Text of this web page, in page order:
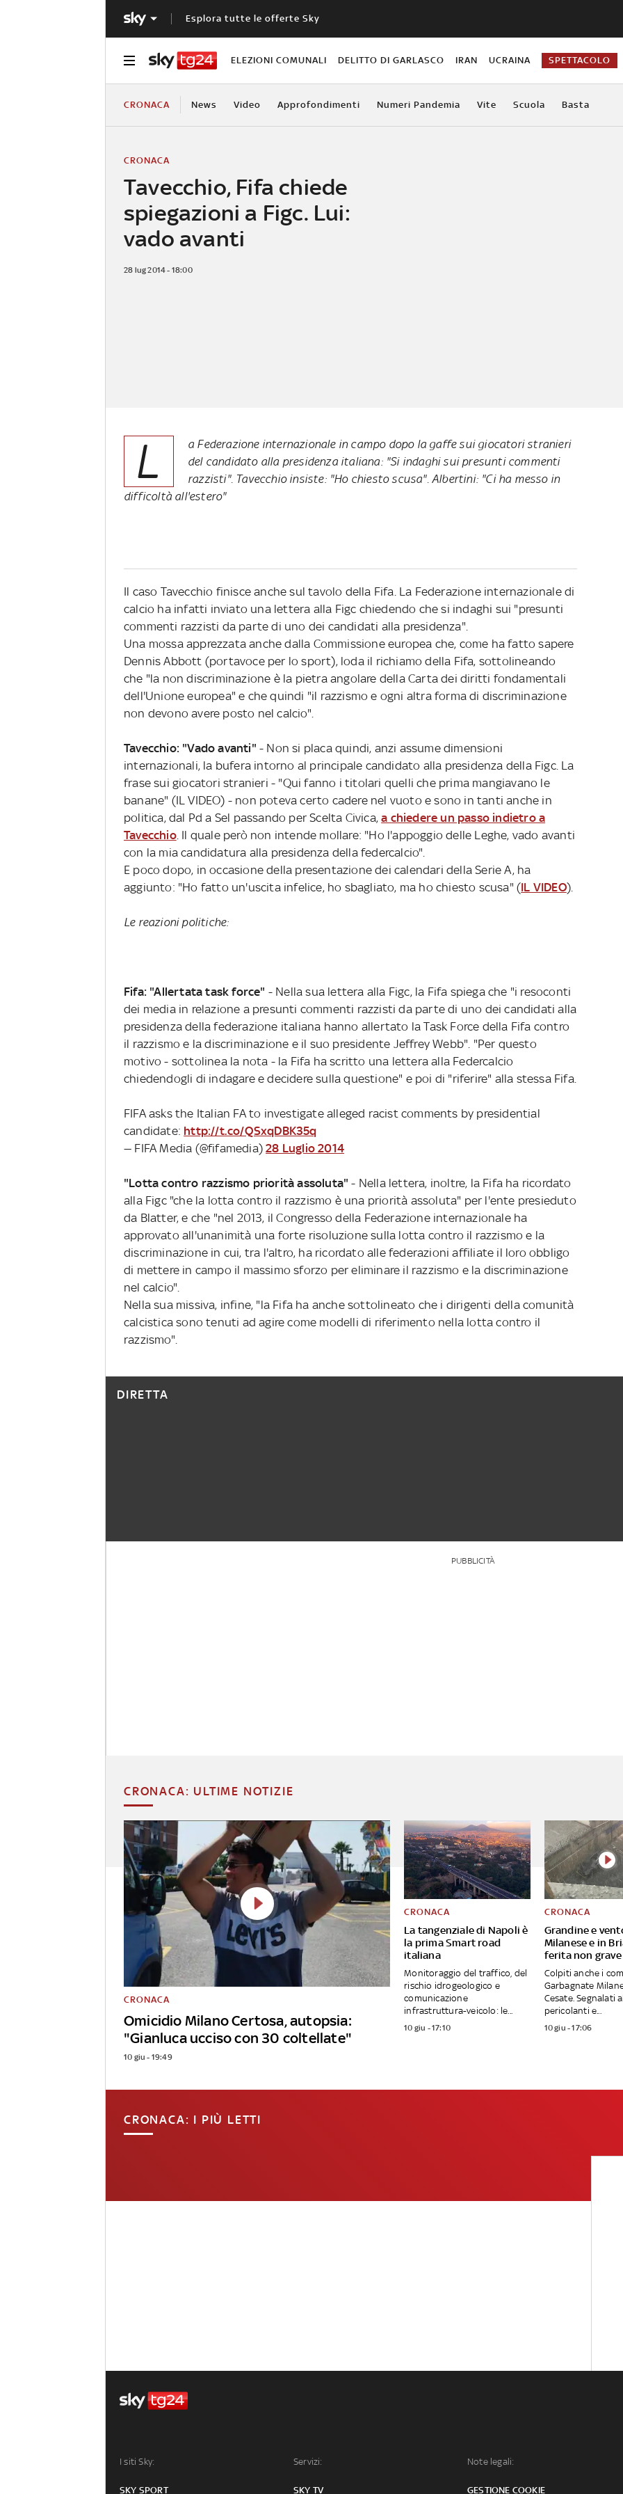
Esplora tutte le offerte Sky
ELEZIONI COMUNALI DELITTO DI GARLASCO IRAN UCRAINA SPETTACOLO
CRONACA News Video Approfondimenti Numeri Pandemia Vite Scuola Basta
Tavecchio, Fifa chiede
spiegazioni a Figc. Lui:
vado avanti
CRONACA
28 lug 2014 - 18:00
L
a Federazione internazionale in campo dopo la gaffe sui giocatori stranieri
del candidato alla presidenza italiana: "Si indaghi sui presunti commenti
razzisti". Tavecchio insiste: "Ho chiesto scusa". Albertini: "Ci ha messo in
difficoltà all'estero"
Il caso Tavecchio finisce anche sul tavolo della Fifa. La Federazione internazionale di
calcio ha infatti inviato una lettera alla Figc chiedendo che si indaghi sui "presunti
commenti razzisti da parte di uno dei candidati alla presidenza".
Una mossa apprezzata anche dalla Commissione europea che, come ha fatto sapere
Dennis Abbott (portavoce per lo sport), loda il richiamo della Fifa, sottolineando
che "la non discriminazione è la pietra angolare della Carta dei diritti fondamentali
dell'Unione europea" e che quindi "il razzismo e ogni altra forma di discriminazione
non devono avere posto nel calcio".
Tavecchio: "Vado avanti" - Non si placa quindi, anzi assume dimensioni
internazionali, la bufera intorno al principale candidato alla presidenza della Figc. La
frase sui giocatori stranieri - "Qui fanno i titolari quelli che prima mangiavano le
banane" (IL VIDEO) - non poteva certo cadere nel vuoto e sono in tanti anche in
politica, dal Pd a Sel passando per Scelta Civica,a chiedere un passo indietro a
Tavecchio. Il quale però non intende mollare: "Ho l'appoggio delle Leghe, vado avanti
con la mia candidatura alla presidenza della federcalcio".
E poco dopo, in occasione della presentazione dei calendari della Serie A, ha
aggiunto: "Ho fatto un'uscita infelice, ho sbagliato, ma ho chiesto scusa" (IL VIDEO).
Le reazioni politiche:
Fifa: "Allertata task force" - Nella sua lettera alla Figc, la Fifa spiega che "i resoconti
dei media in relazione a presunti commenti razzisti da parte di uno dei candidati alla
presidenza della federazione italiana hanno allertato la Task Force della Fifa contro
il razzismo e la discriminazione e il suo presidente Jeffrey Webb". "Per questo
motivo - sottolinea la nota - la Fifa ha scritto una lettera alla Federcalcio
chiedendogli di indagare e decidere sulla questione" e poi di "riferire" alla stessa Fifa.
FIFA asks the Italian FA to investigate alleged racist comments by presidential
candidate: http://t.co/QSxqDBK35q
— FIFA Media (@fifamedia)28 Luglio 2014
"Lotta contro razzismo priorità assoluta"- Nella lettera, inoltre, la Fifa ha ricordato
alla Figc "che la lotta contro il razzismo è una priorità assoluta" per l'ente presieduto
da Blatter, e che "nel 2013, il Congresso della Federazione internazionale ha
approvato all'unanimità una forte risoluzione sulla lotta contro il razzismo e la
discriminazione in cui, tra l'altro, ha ricordato alle federazioni affiliate il loro obbligo
di mettere in campo il massimo sforzo per eliminare il razzismo e la discriminazione
nel calcio".
Nella sua missiva, infine, "la Fifa ha anche sottolineato che i dirigenti della comunità
calcistica sono tenuti ad agire come modelli di riferimento nella lotta contro il
razzismo".
DIRETTA
PUBBLICITÀ
CRONACA: ULTIME NOTIZIE
Omicidio Milano Certosa, autopsia:
"Gianluca ucciso con 30 coltellate"
CRONACA
10 giu - 19:49
La tangenziale di Napoli è
la prima Smart road
italiana
CRONACA
Monitoraggio del traffico, del
rischio idrogeologico e
comunicazione
infrastruttura-veicolo: le...
10 giu - 17:10
Grandine e
Milanese e in
ferita non grave
CRONACA
Colpiti anche i
Garbagnate
Cesate. Segnalati
pericolanti e...
10 giu - 17:06
CRONACA: I PIÙ LETTI
I siti Sky:
SKY SPORT
Servizi:
SKY TV
Note legali:
GESTIONE COOKIE